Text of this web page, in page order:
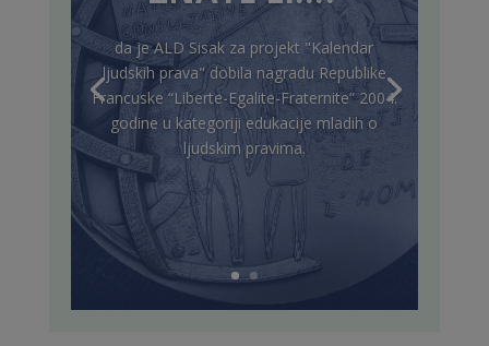
da je ALD Sisak za projekt "Kalendar
ljudskih prava" dobila nagradu Republike
Francuske “Liberte-Egalite-Fraternite” 2004.
godine u kategoriji edukacije mladih o
ljudskim pravima.